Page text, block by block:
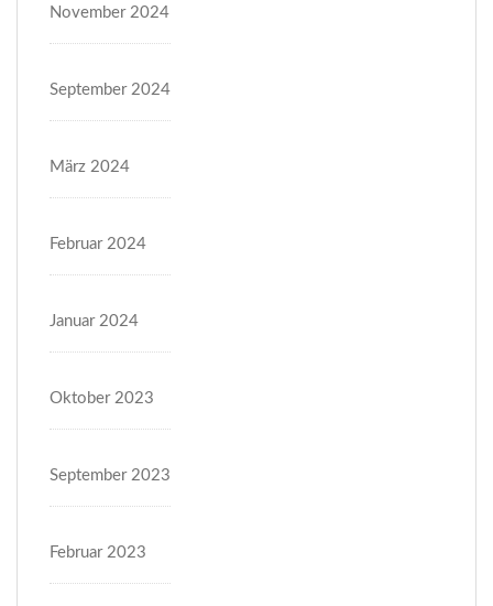
November 2024
September 2024
März 2024
Februar 2024
Januar 2024
Oktober 2023
September 2023
Februar 2023